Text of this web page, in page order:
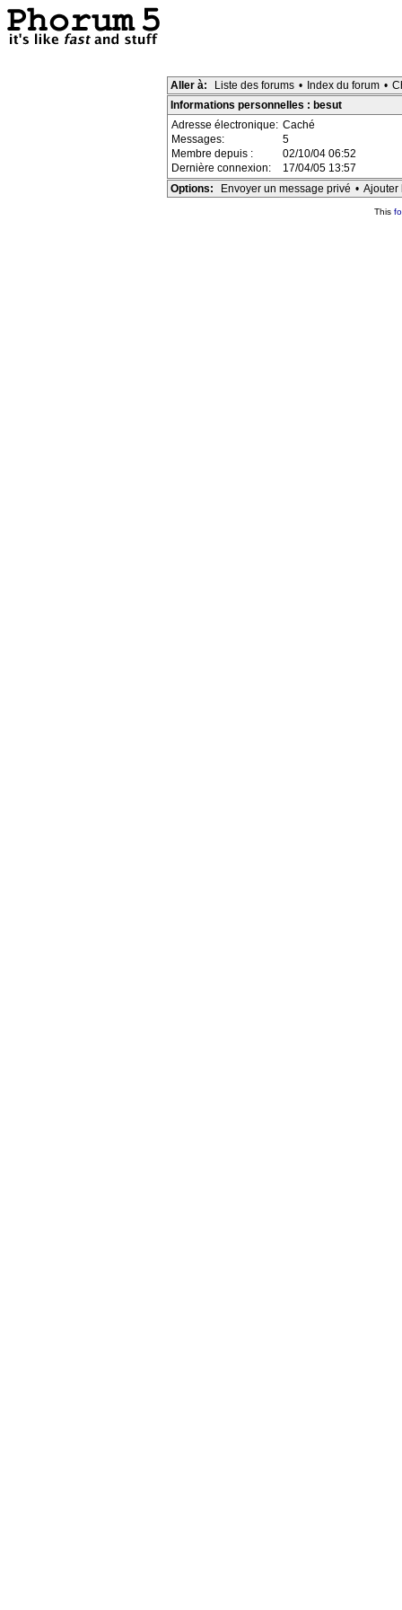
Aller à: Liste des forums • Index du forum •
Informations personnelles : besut
Adresse électronique: Caché
Messages:
5
Membre depuis :
02/10/04 06:52
Dernière connexion:
17/04/05 13:57
Options:
Envoyer un message privé • Ajouter
This